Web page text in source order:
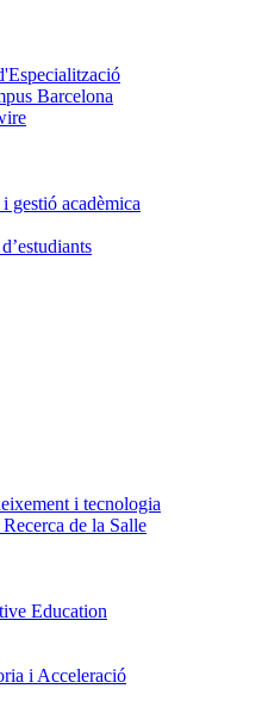
Barcelona
gestió acadèmica
i tecnologia
de la Salle
Education
i Acceleració